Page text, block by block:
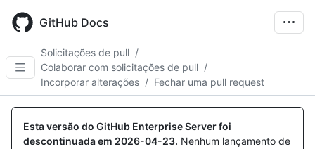
main
GitHub Docs
Solicitações de pull /
Colaborar com solicitações de pull /
Incorporar alterações / Fechar uma pull request
Esta versão do GitHub Enterprise Server foi
descontinuada em 2026-04-23. Nenhum lançamento de